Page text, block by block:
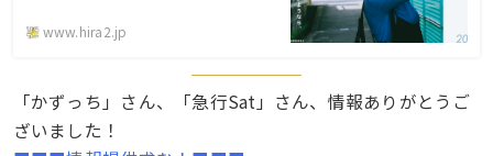
www.hira2.jp
「かずっち」さん、「急行Sat」さん、情報ありがとうご
ざいました！